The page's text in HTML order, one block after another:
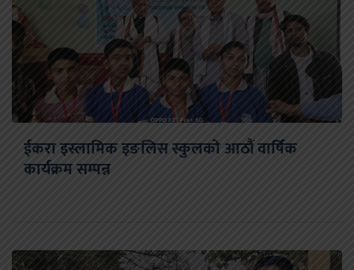
ईकरा इस्लामिक इङलिस स्कुलको आठौं वार्षिक
कार्यक्रम सम्पन्न